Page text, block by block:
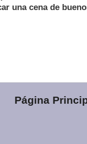
una cena de
Página